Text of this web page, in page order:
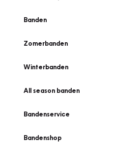
Banden
Zomerbanden
Winterbanden
All season banden
Bandenservice
Bandenshop